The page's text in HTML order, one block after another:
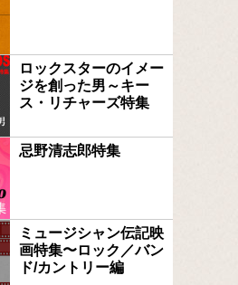
ロックスターのイメー
ジを創った男～キー
ス・リチャーズ特集
忌野清志郎特集
ミュージシャン伝記映
画特集〜ロック／バン
ド/カントリー編